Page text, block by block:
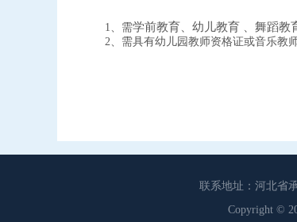
1、需学前教育 幼儿教育 舞蹈教
2、需具有幼儿园教师资格证或音乐教
联系地址：河北省
Copyright ©